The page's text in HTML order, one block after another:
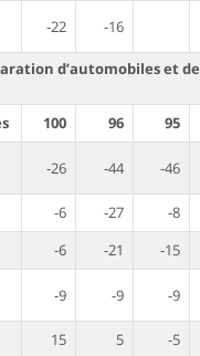
-22 -16
d’automobiles et de
100 96 95
-26 -44 -46
-6 -27 -8
-6 -21 -15
-9 -9 -9
15 5 -5